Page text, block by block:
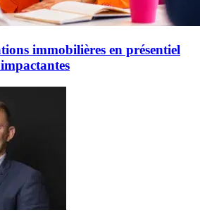
immobilières en présentiel